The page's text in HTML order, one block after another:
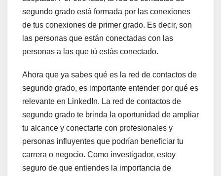
segundo grado está formada por las conexiones
de tus conexiones de primer grado. Es decir, son
las personas que están conectadas con las
personas a las que tú estás conectado.
Ahora que ya sabes qué es la red de contactos de
segundo grado, es importante entender por qué es
relevante en LinkedIn. La red de contactos de
segundo grado te brinda la oportunidad de ampliar
tu alcance y conectarte con profesionales y
personas influyentes que podrían beneficiar tu
carrera o negocio. Como investigador, estoy
seguro de que entiendes la importancia de